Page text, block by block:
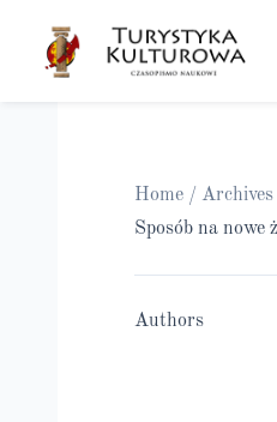
Home / Archives
Sposób na nowe
Authors